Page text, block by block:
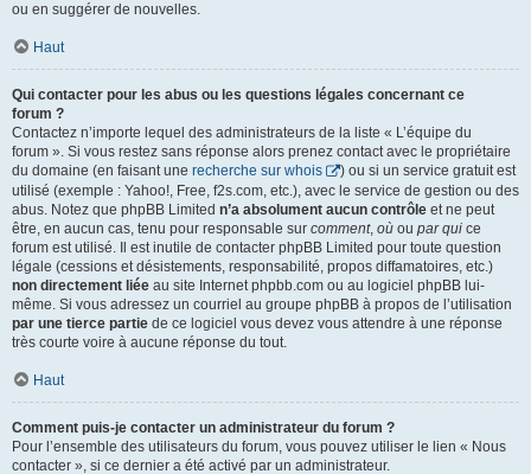
ou en suggérer de nouvelles.
Haut
Qui contacter pour les abus ou les questions légales concernant ce
forum ?
Contactez n’importe lequel des administrateurs de la liste « L’équipe du
forum ». Si vous restez sans réponse alors prenez contact avec le propriétaire
du domaine (en faisant une recherche sur whois
) ou si un service gratuit est
utilisé (exemple : Yahoo!, Free, f2s.com, etc.), avec le service de gestion ou des
abus. Notez que phpBB Limited n’a absolument aucun contrôle et ne peut
être, en aucun cas, tenu pour responsable sur comment, où ou par qui ce
forum est utilisé. Il est inutile de contacter phpBB Limited pour toute question
légale (cessions et désistements, responsabilité, propos diffamatoires, etc.)
non directement liée au site Internet phpbb.com ou au logiciel phpBB lui-
même. Si vous adressez un courriel au groupe phpBB à propos de l’utilisation
par une tierce partie de ce logiciel vous devez vous attendre à une réponse
très courte voire à aucune réponse du tout.
Haut
Comment puis-je contacter un administrateur du forum ?
Pour l’ensemble des utilisateurs du forum, vous pouvez utiliser le lien « Nous
contacter », si ce dernier a été activé par un administrateur.